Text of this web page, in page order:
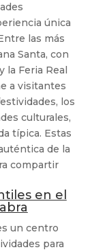
única
las más
Santa, con
Feria Real
a visitantes
los
culturales,
típica. Estas
de la
compartir
en el
un centro
para